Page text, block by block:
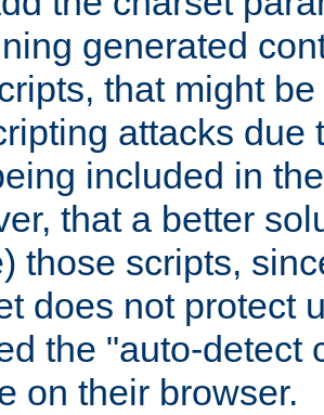
generated
that might
attacks due
included in
that a better
those scripts,
does not protect
the "auto-detect
on their browser.